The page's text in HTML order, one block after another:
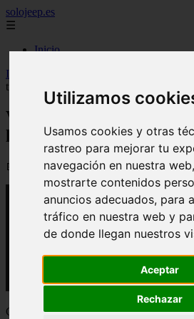
Utilizamos
Usamos cookies y otras
rastreo para mejorar tu
navegación en nuestra
mostrarte contenidos
anuncios adecuados, para
tráfico en nuestra web y
de donde llegan nuestros
Aceptar
Rechazar
solojeep.es
☰
Inicio
Inicio
tras el verano
Video El Volkswagen
llegará tras el verano
📅 24/03/2026
Cuatro décadas después de su